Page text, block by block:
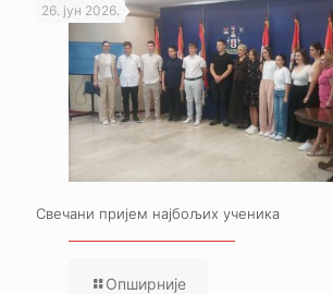
26. јун 2026.
Свечани пријем најбољих ученика
Опширније